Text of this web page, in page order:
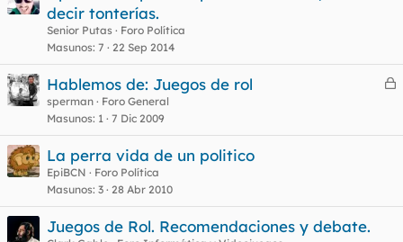
decir tonterías.
Senior Putas
Foro Política
Masunos 7 22 Sep 2014
C
r
Hablemos de: Juegos de rol
sperman
Foro General
Masunos 1 7 Dic 2009
La perra vida de un politico
EpiBCN
Foro Política
Masunos 3 28 Abr 2010
Juegos de Rol. Recomendaciones y debate.